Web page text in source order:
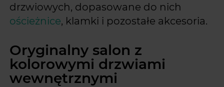
drzwiowych, dopasowane do nich
ościeżnice, klamki i pozostałe akcesoria.
Oryginalny salon z
kolorowymi drzwiami
wewnętrznymi